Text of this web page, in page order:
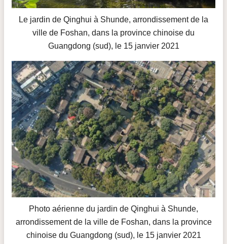
Le jardin de Qinghui à Shunde, arrondissement de la
ville de Foshan, dans la province chinoise du
Guangdong (sud), le 15 janvier 2021
Photo aérienne du jardin de Qinghui à Shunde,
arrondissement de la ville de Foshan, dans la province
chinoise du Guangdong (sud), le 15 janvier 2021